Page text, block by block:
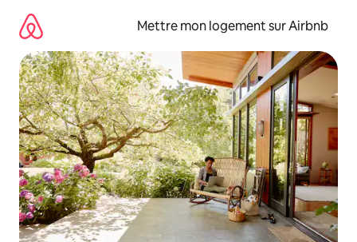
directement
contenu
Mettre mon logement sur Airbnb